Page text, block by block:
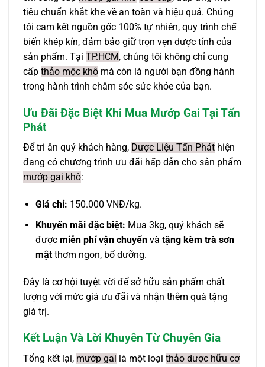
tiêu chuẩn khắt khe về an toàn và hiệu quả. Chúng
tôi cam kết nguồn gốc 100% tự nhiên, quy trình chế
biến khép kín, đảm bảo giữ trọn vẹn dược tính của
sản phẩm. Tại TP.HCM, chúng tôi không chỉ cung
cấp thảo mộc khô mà còn là người bạn đồng hành
trong hành trình chăm sóc sức khỏe của bạn.
Ưu Đãi Đặc Biệt Khi Mua Mướp Gai Tại Tấn
Phát
Để tri ân quý khách hàng, Dược Liệu Tấn Phát hiện
đang có chương trình ưu đãi hấp dẫn cho sản phẩm
mướp gai khô:
Giá chỉ: 150.000 VNĐ/kg.
Khuyến mãi đặc biệt: Mua 3kg, quý khách sẽ
được miễn phí vận chuyểnvà tặng kèm trà sơn
mậtthơm ngon, bổ dưỡng.
Đây là cơ hội tuyệt vời để sở hữu sản phẩm chất
lượng với mức giá ưu đãi và nhận thêm quà tặng
giá trị.
Kết Luận Và Lời Khuyên Từ Chuyên Gia
Tổng kết lại, mướp gai là một loại thảo dược hữu cơ